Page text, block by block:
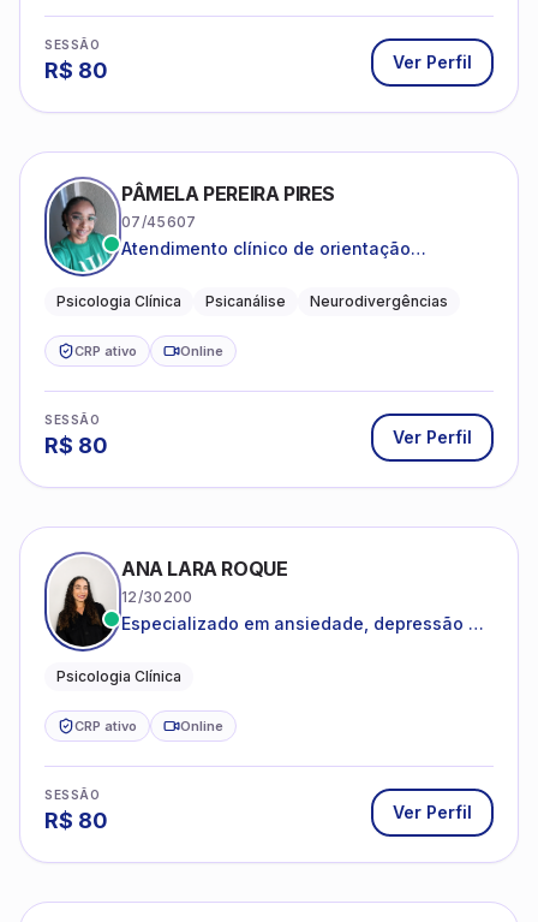
SESSÃO
R$ 80 Ver Perfil
PÂMELA PEREIRA PIRES
07/45607
Atendimento clínico de orientação
crianças neurotípicas
Psicologia Clínica Psicanálise Neurodivergências
CRP ativo Online
SESSÃO
R$ 80 Ver Perfil
ANA LARA ROQUE
12/30200
Especializado em ansiedade, depressão e
Psicologia Clínica
CRP ativo Online
SESSÃO
R$ 80 Ver Perfil